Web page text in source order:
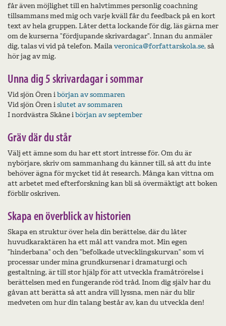
får även möjlighet till en halvtimmes personlig coachning
tillsammans med mig och varje kväll får du feedback på en kort
text av hela gruppen. Låter detta lockande för dig, läs gärna mer
om de kurserna ”fördjupande skrivardagar”. Innan du anmäler
dig, talas vi vid på telefon. Mailaveronica@forfattarskola.se,så
hör jag av mig.
Unna dig 5 skrivardagar i sommar
Vid sjön Ören ibörjan av sommaren
Vid sjön Ören islutet av sommaren
I nordvästra Skåne ibörjan av september
Gräv där du står
Välj ett ämne som du har ett stort intresse för. Om du är
nybörjare, skriv om sammanhang du känner till, så att du inte
behöver ägna för mycket tid åt research. Många kan vittna om
att arbetet med efterforskning kan bli så övermäktigt att boken
förblir oskriven.
Skapa en överblick av historien
Skapa en struktur över hela din berättelse, där du låter
huvudkaraktären ha ett mål att vandra mot. Min egen
”hinderbana” och den ”befolkade utvecklingskurvan” som vi
processar under mina grundkursenar i dramaturgi och
gestaltning, är till stor hjälp för att utveckla framåtrörelse i
berättelsen med en fungerande röd tråd. Inom dig själv har du
gåvan att berätta så att andra vill lyssna, men när du blir
medveten om hur din talang består av, kan du utveckla den!